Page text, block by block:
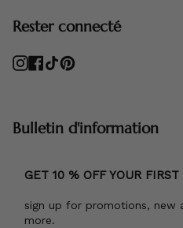
Rester connecté
Instagram
Facebook
TikTokPinterest
Bulletin d'information
GET 10 % OFF YOUR FIRST
sign up for promotions, new
more.